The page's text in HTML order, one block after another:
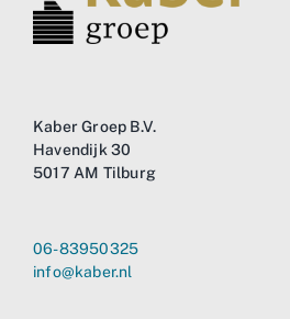
Kaber Groep B.V.
Havendijk 30
5017 AM Tilburg
06-83950325
info@kaber.nl